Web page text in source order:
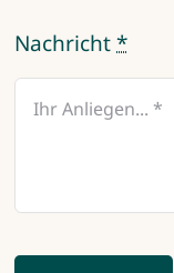
Nachricht*